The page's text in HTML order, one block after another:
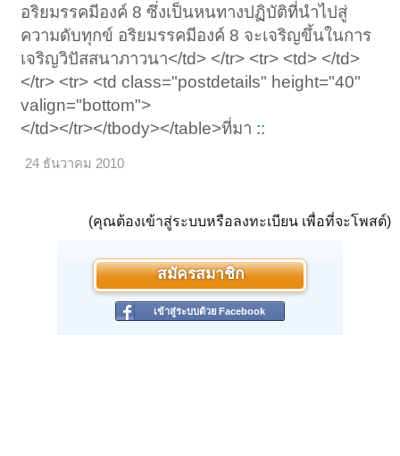
อริยมรรคมีองค์ 8 ซึ่งเป็นหนทางปฏิบัติที่นำไปสู่
ความดับทุกข์ อริยมรรคมีองค์ 8 จะเจริญขึ้นในการ
เจริญวิปัสสนาภาวนา</td> </tr> <tr> <td> </td>
</tr> <tr> <td class="postdetails" height="40"
valign="bottom">
</td></tr></tbody></table>ที่มา ::
24 ธันวาคม 2010
(คุณต้องเข้าสู่ระบบหรือลงทะเบียน เพื่อที่จะโพสต์)
สมัครสมาชิก
เข้าสู่ระบบด้วย Facebook